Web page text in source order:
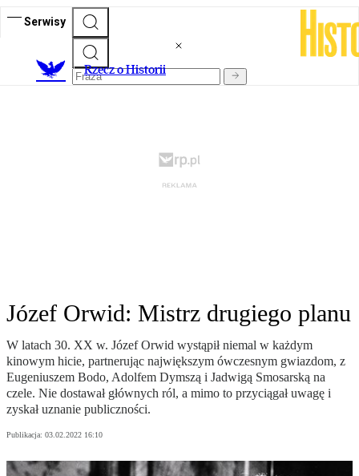
Serwisy
Rzecz o Historii
Józef Orwid: Mistrz drugiego planu
W latach 30. XX w. Józef Orwid wystąpił niemal w każdym
kinowym hicie, partnerując największym ówczesnym gwiazdom, z
Eugeniuszem Bodo, Adolfem Dymszą i Jadwigą Smosarską na
czele. Nie dostawał głównych ról, a mimo to przyciągał uwagę i
zyskał uznanie publiczności.
Publikacja: 03.02.2022 16:10